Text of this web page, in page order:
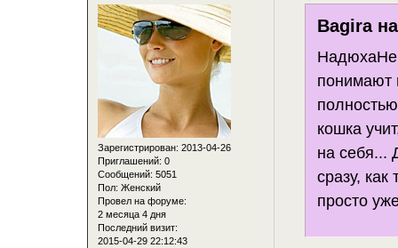
Зарегистрирован: 2013-04-26
Приглашений: 0
Сообщений: 5051
Пол: Женский
Провел на форуме:
2 месяца 4 дня
Последний визит:
2015-04-29 22:12:43
Bagira
НадюхаНе
понимают
кошка
на себя...
сразу,
просто